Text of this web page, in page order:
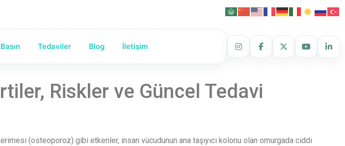
Tedaviler Blog İletişim
Riskler ve Güncel Tedavi
(osteoporoz) gibi etkenler, insan vücudunun ana taşıyıcı kolonu olan omurgada ciddi